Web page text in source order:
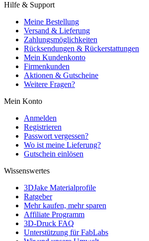
Hilfe & Support
Meine Bestellung
Versand & Lieferung
Zahlungsmöglichkeiten
Rücksendungen & Rückerstattungen
Mein Kundenkonto
Firmenkunden
Aktionen & Gutscheine
Weitere Fragen?
Mein Konto
Anmelden
Registrieren
Passwort vergessen?
Wo ist meine Lieferung?
Gutschein einlösen
Wissenswertes
3DJake Materialprofile
Ratgeber
Mehr kaufen, mehr sparen
Affiliate Programm
3D-Druck FAQ
Unterstützung für FabLabs